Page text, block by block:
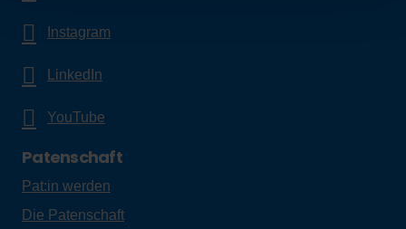
Instagram
LinkedIn
YouTube
Patenschaft
Pat:in werden
Die Patenschaft